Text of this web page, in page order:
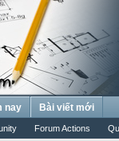
Forum Actions
nay Bài viết mới